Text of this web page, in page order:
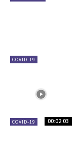
COVID-19
COVID-19 00:02:03